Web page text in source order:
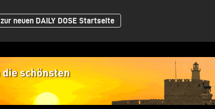
zur neuen DAILY DOSE Startseite